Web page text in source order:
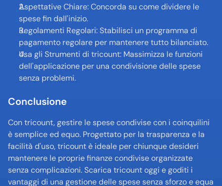
Aspettative Chiare: Concorda su come dividere le
spese fin dall'inizio.
Regolamenti Regolari: Stabilisci un programma di
pagamento regolare per mantenere tutto bilanciato.
Usa gli Strumenti di tricount: Massimizza le funzioni
dell'applicazione per una condivisione delle spese
senza problemi.
Conclusione
Con tricount, gestire le spese condivise con i coinquilini
è semplice ed equo. Progettato per la trasparenza e la
facilità d'uso, tricount è ideale per chiunque desideri
mantenere le proprie finanze condivise organizzate
senza complicazioni. Scarica tricount oggi e goditi i
vantaggi di una gestione delle spese senza sforzo e equa